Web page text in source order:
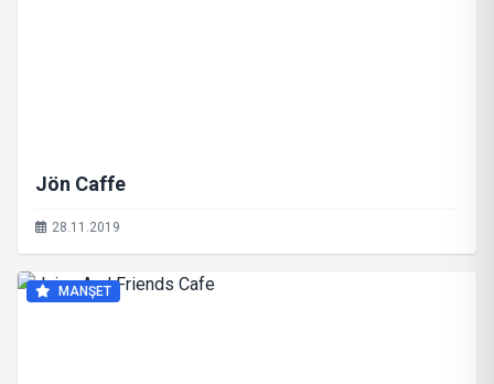
Jön Caffe
28.11.2019
MANŞET